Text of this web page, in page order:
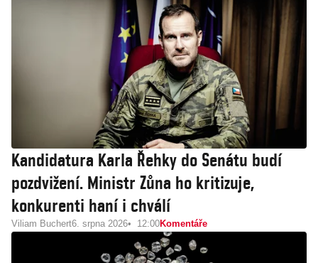
Kandidatura Karla Řehky do Senátu budí
pozdvižení. Ministr Zůna ho kritizuje,
konkurenti haní i chválí
Viliam Buchert6. srpna 2026 12:00Komentáře